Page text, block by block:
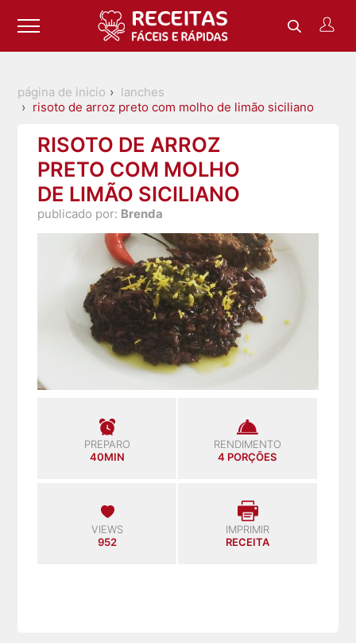
página de inicio
lanches
risoto de arroz preto com molho de limão siciliano
RISOTO DE ARROZ
PRETO COM MOLHO
DE LIMÃO SICILIANO
publicado por: Brenda
PREPARO
40MIN
RENDIMENTO
4 PORÇÕES
VIEWS
952
IMPRIMIR
RECEITA